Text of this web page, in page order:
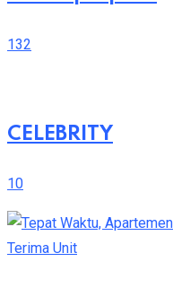
132
CELEBRITY
10